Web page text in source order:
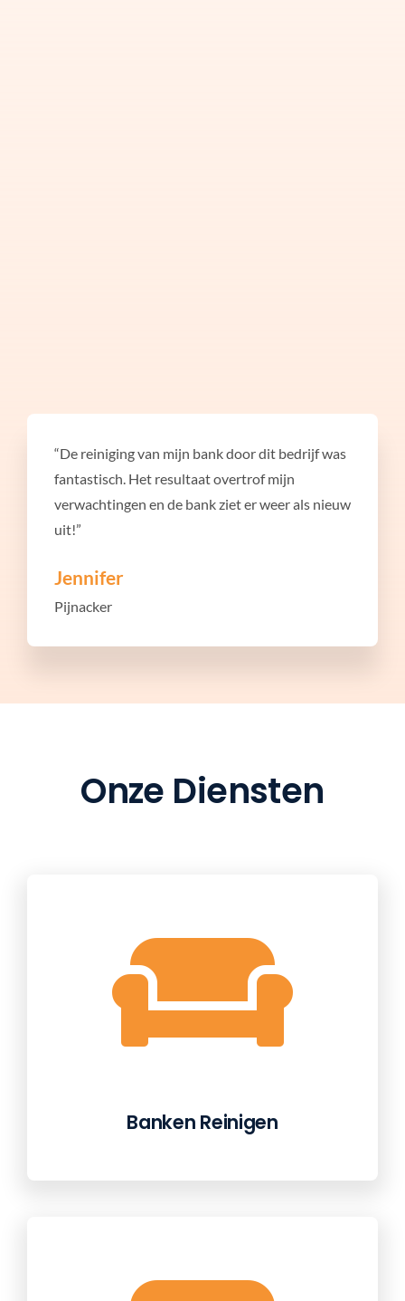
“De reiniging van mijn bank door dit bedrijf was
fantastisch. Het resultaat overtrof mijn
verwachtingen en de bank ziet er weer als nieuw
uit!”
Jennifer
Pijnacker
Onze Diensten
Banken Reinigen